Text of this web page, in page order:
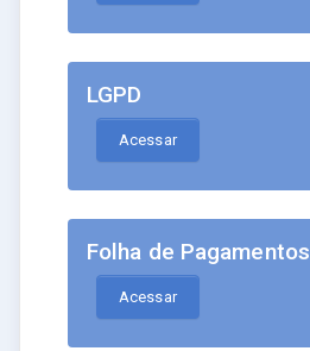
LGPD
Acessar
Folha de Pagamentos
Acessar